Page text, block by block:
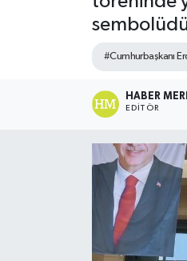
#Cumhurbaşkanı
HABER
EDITÖR